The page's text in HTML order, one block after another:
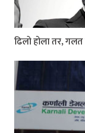
ढिलो होला तर, गलत